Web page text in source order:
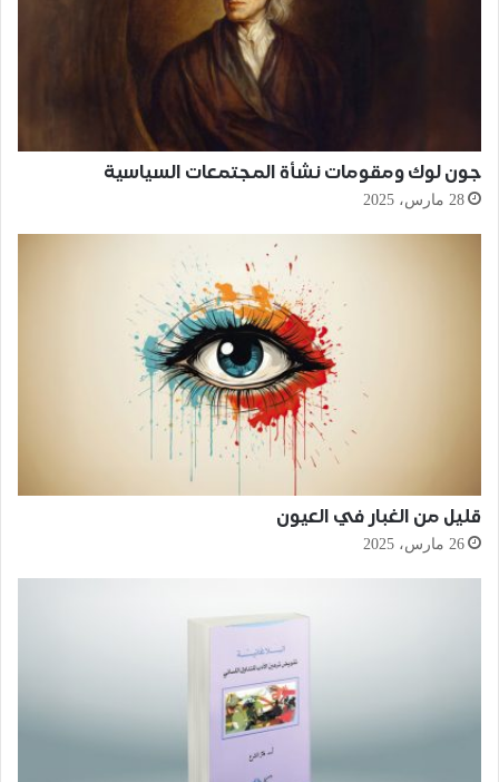
جون لوك ومقومات نشأة المجتمعات السياسية
28 مارس، 2025
قليل من الغبار في العيون
26 مارس، 2025